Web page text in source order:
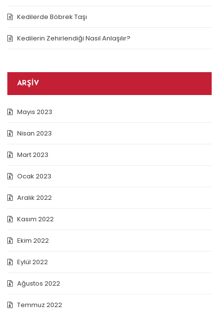
Kedilerde Böbrek Taşı
Kedilerin Zehirlendiği Nasıl Anlaşılır?
ARŞIV
Mayıs 2023
Nisan 2023
Mart 2023
Ocak 2023
Aralık 2022
Kasım 2022
Ekim 2022
Eylül 2022
Ağustos 2022
Temmuz 2022